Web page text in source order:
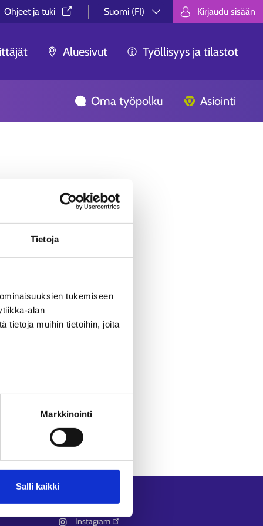
Tietoja
tukemiseen
alan
tietoja muihin tietoihin, joita
Markkinointi
Salli kaikki
Ohjeet ja tuki⁠
Suomi (FI)
Valitse kieli. Välj språk. Choose
Kirjaudu sisään
Aluesivut Työllisyys ja tilastot
Oma työpolku Asiointi
ei löytynyt.
ei syystä tai toisesta
-sivulta
Instagram⁠